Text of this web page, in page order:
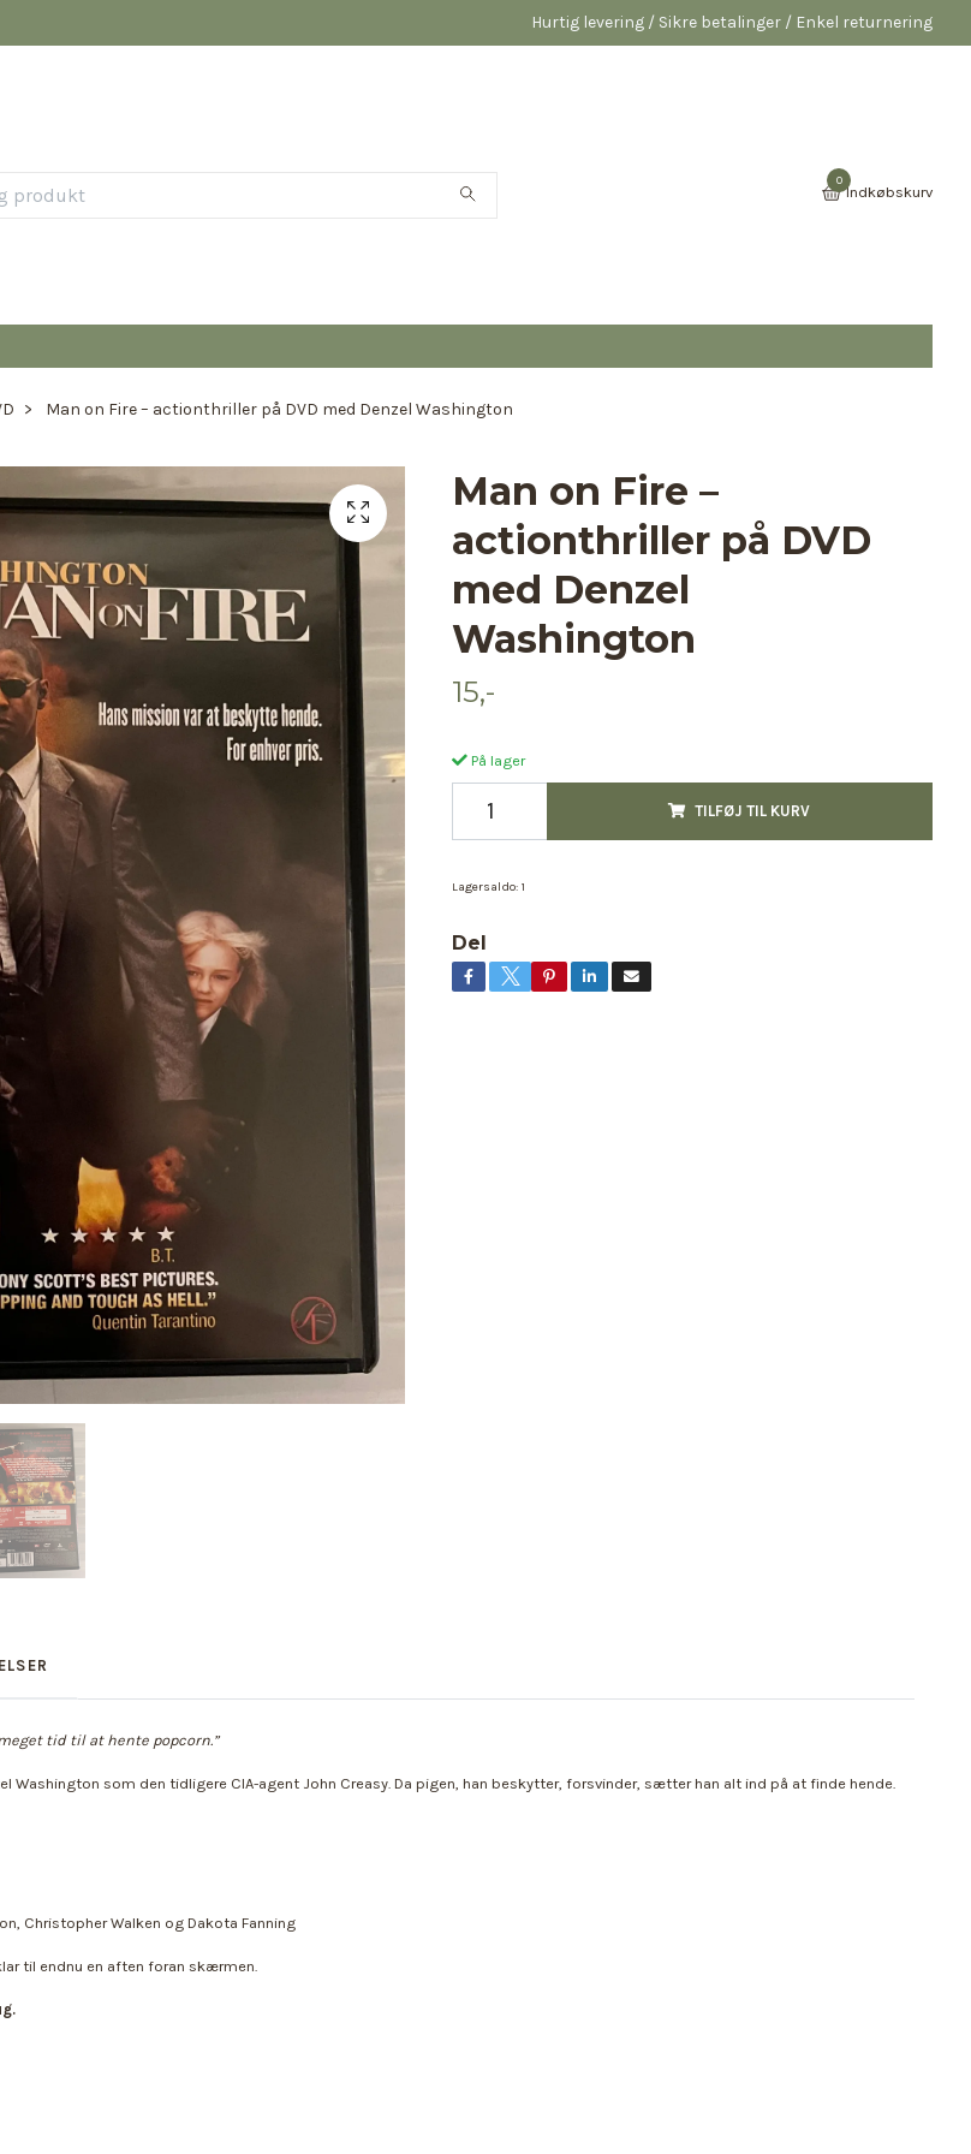
Hurtig levering / Sikre betalinger / Enkel returnering
0
Indkøbskurv
Man on Fire – actionthriller på DVD med Denzel Washington
Man on Fire –
actionthriller på DVD
med Denzel
Washington
15,-
På lager
TILFØJ TIL KURV
Lagersaldo: 1
Del
tid til at hente popcorn.”
Washington som den tidligere CIA-agent John Creasy. Da pigen, han beskytter, forsvinder, sætter han alt ind på at finde hende.
Christopher Walken og Dakota Fanning
til endnu en aften foran skærmen.